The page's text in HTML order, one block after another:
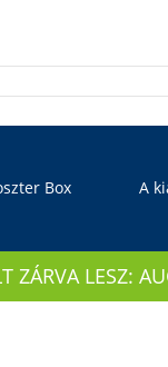
Box A
ZÁRVA LESZ: